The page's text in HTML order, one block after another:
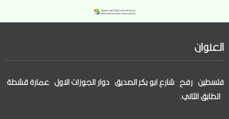
العنوان
فلسطين – رفح – شارع ابو بكر الصديق – دوار الجوزات الاول – عمارة قشطة
– الطابق الثاني.